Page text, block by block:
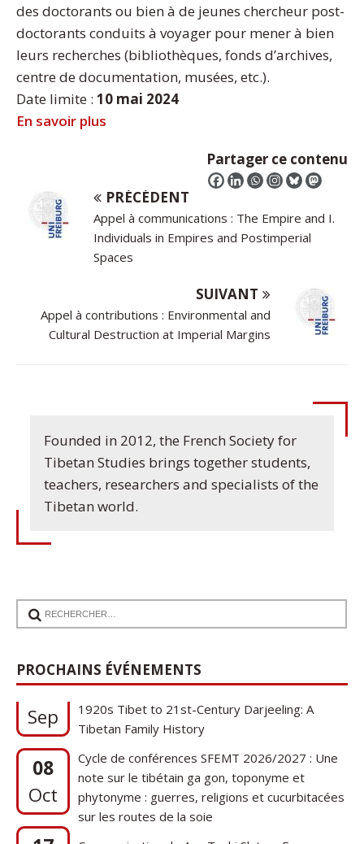
des doctorants ou bien à de jeunes chercheur post-
doctorants conduits à voyager pour mener à bien
leurs recherches (bibliothèques, fonds d’archives,
centre de documentation, musées, etc.).
Date limite : 10 mai 2024
En savoir plus
Partager ce contenu
PRÉCÉDENT
Appel à communications : The Empire and I.
Individuals in Empires and Postimperial
Spaces
SUIVANT
Appel à contributions : Environmental and
Cultural Destruction at Imperial Margins
Founded in 2012, the French Society for
Tibetan Studies brings together students,
teachers, researchers and specialists of the
Tibetan world.
PROCHAINS ÉVÉNEMENTS
17
Communication de Ann Tashi Slater : From
Tibetan Family History
08
Oct
Cycle de conférences SFEMT 2026/2027 : Une
note sur le tibétain ga gon, toponyme et
phytonyme : guerres, religions et cucurbitacées
sur les routes de la soie
17